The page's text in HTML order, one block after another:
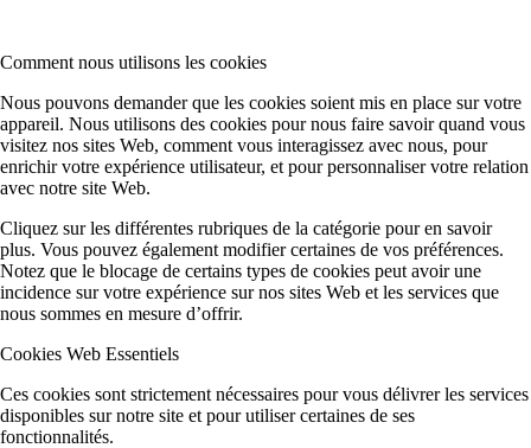
Comment nous utilisons les cookies
Nous pouvons demander que les cookies soient mis en place sur votre
appareil. Nous utilisons des cookies pour nous faire savoir quand vous
visitez nos sites Web, comment vous interagissez avec nous, pour
enrichir votre expérience utilisateur, et pour personnaliser votre relation
avec notre site Web.
Cliquez sur les différentes rubriques de la catégorie pour en savoir
plus. Vous pouvez également modifier certaines de vos préférences.
Notez que le blocage de certains types de cookies peut avoir une
incidence sur votre expérience sur nos sites Web et les services que
nous sommes en mesure d’offrir.
Cookies Web Essentiels
Ces cookies sont strictement nécessaires pour vous délivrer les services
disponibles sur notre site et pour utiliser certaines de ses
fonctionnalités.